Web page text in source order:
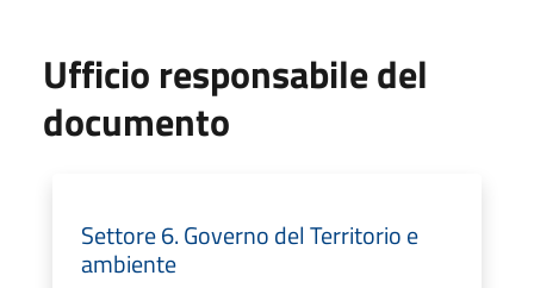
Ufficio responsabile del
documento
Settore 6. Governo del Territorio e
ambiente